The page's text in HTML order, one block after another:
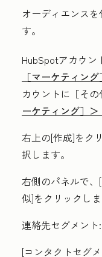
オーディエンス
す。
HubSpotアカウン
［マーケティング
カウントに ［そ
ーケティング］＞
右上の[作成]をク
択します。
右側のパネルで、[
似]をクリックしま
連絡先セグメント:
[コンタクトセグ